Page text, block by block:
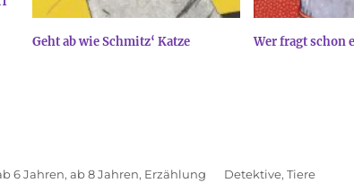
Geht ab wie Schmitz‘ Katze Wer fragt schon
6 Jahren,ab 8 Jahren, Erzählung Schlagwörter
Detektive,Tiere